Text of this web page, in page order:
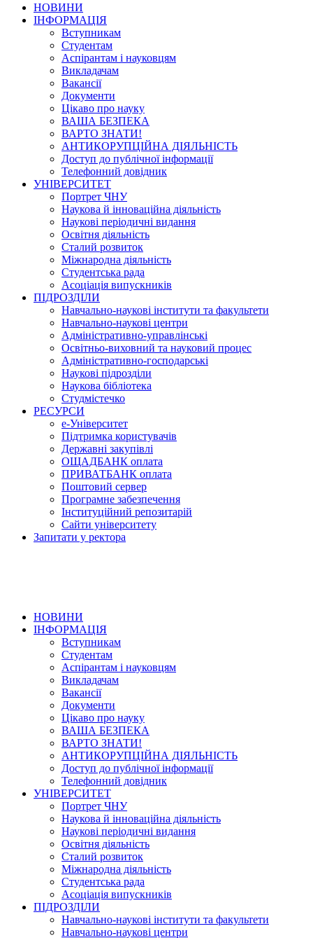
НОВИНИ
ІНФОРМАЦІЯ
Вступникам
Студентам
Аспірантам і науковцям
Викладачам
Вакансії
Документи
Цікаво про науку
ВАША БЕЗПЕКА
ВАРТО ЗНАТИ!
АНТИКОРУПЦІЙНА ДІЯЛЬНІСТЬ
Доступ до публічної інформації
Телефонний довідник
УНІВЕРСИТЕТ
Портрет ЧНУ
Наукова й інноваційна діяльність
Наукові періодичні видання
Освітня діяльність
Сталий розвиток
Міжнародна діяльність
Студентська рада
Асоціація випускників
ПІДРОЗДІЛИ
Навчально-наукові інститути та факультети
Навчально-наукові центри
Адміністративно-управлінські
Освітньо-виховний та науковий процес
Адміністративно-господарські
Наукові підрозділи
Наукова бібліотека
Студмістечко
РЕСУРСИ
е-Університет
Підтримка користувачів
Державні закупівлі
ОЩАДБАНК оплата
ПРИВАТБАНК оплата
Поштовий сервер
Програмне забезпечення
Інституційний репозитарій
Сайти університету
Запитати у ректора
НОВИНИ
ІНФОРМАЦІЯ
Вступникам
Студентам
Аспірантам і науковцям
Викладачам
Вакансії
Документи
Цікаво про науку
ВАША БЕЗПЕКА
ВАРТО ЗНАТИ!
АНТИКОРУПЦІЙНА ДІЯЛЬНІСТЬ
Доступ до публічної інформації
Телефонний довідник
УНІВЕРСИТЕТ
Портрет ЧНУ
Наукова й інноваційна діяльність
Наукові періодичні видання
Освітня діяльність
Сталий розвиток
Міжнародна діяльність
Студентська рада
Асоціація випускників
ПІДРОЗДІЛИ
Навчально-наукові інститути та факультети
Навчально-наукові центри